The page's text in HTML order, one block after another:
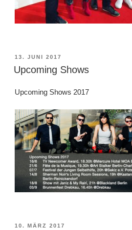
VERÖFFENTLICHT
AM
13. JUNI 2017
Upcoming Shows
Upcoming Shows 2017
VERÖFFENTLICHT
10. MÄRZ 2017